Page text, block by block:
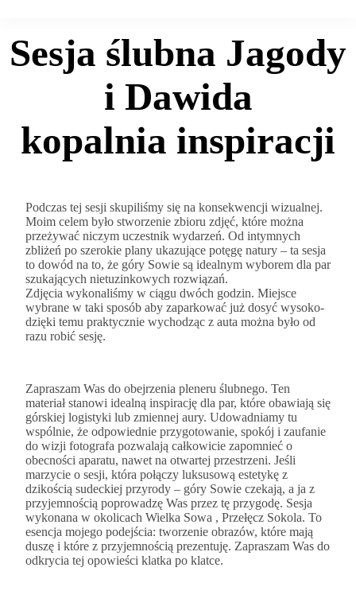
Sesja ślubna Jagody
i Dawida
kopalnia inspiracji
Podczas tej sesji skupiliśmy się na konsekwencji wizualnej.
Moim celem było stworzenie zbioru zdjęć, które można
przeżywać niczym uczestnik wydarzeń. Od intymnych
zbliżeń po szerokie plany ukazujące potęgę natury – ta sesja
to dowód na to, że góry Sowie są idealnym wyborem dla par
szukających nietuzinkowych rozwiązań.
Zdjęcia wykonaliśmy w ciągu dwóch godzin. Miejsce
wybrane w taki sposób aby zaparkować już dosyć wysoko-
dzięki temu praktycznie wychodząc z auta można było od
razu robić sesję.
Zapraszam Was do obejrzenia pleneru ślubnego. Ten
materiał stanowi idealną inspirację dla par, które obawiają się
górskiej logistyki lub zmiennej aury. Udowadniamy tu
wspólnie, że odpowiednie przygotowanie, spokój i zaufanie
do wizji fotografa pozwalają całkowicie zapomnieć o
obecności aparatu, nawet na otwartej przestrzeni. Jeśli
marzycie o sesji, która połączy luksusową estetykę z
dzikością sudeckiej przyrody – góry Sowie czekają, a ja z
przyjemnością poprowadzę Was przez tę przygodę. Sesja
wykonana w okolicach Wielka Sowa , Przełęcz Sokola. To
esencja mojego podejścia: tworzenie obrazów, które mają
duszę i które z przyjemnością prezentuję. Zapraszam Was do
odkrycia tej opowieści klatka po klatce.